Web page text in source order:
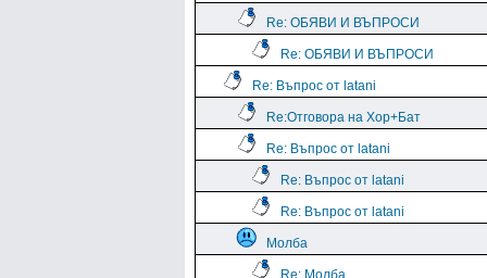
Re: ОБЯВИ И ВЪПРОСИ
Re: ОБЯВИ И ВЪПРОСИ
Re: Въпрос от latani
Re:Отговора на Хор+Бат
Re: Въпрос от latani
Re: Въпрос от latani
Re: Въпрос от latani
Молба
Re: Молба